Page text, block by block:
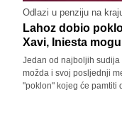
Odlazi u penziju na
Lahoz dobio
Xavi, Iniesta
Jedan od najboljih sudija
možda i svoj posljednji
"poklon" kojeg će pamtiti